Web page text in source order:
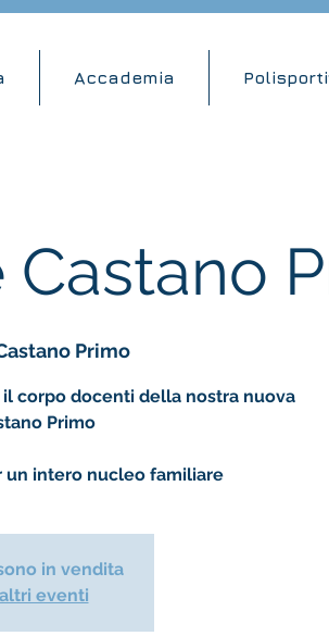
Accademia
Primo
corpo docenti della nostra nuova
Primo
un intero nucleo familiare
in vendita
eventi